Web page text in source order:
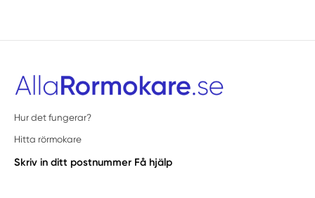
Hur det fungerar?
Hitta rörmokare
Skriv in ditt postnummer Få hjälp